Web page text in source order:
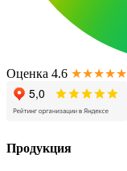
Оценка 4.6 ★★★★★
Продукция